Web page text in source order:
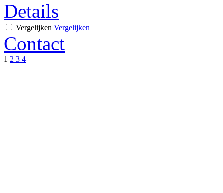
Details
Vergelijken Vergelijken
Contact
1 2 3 4